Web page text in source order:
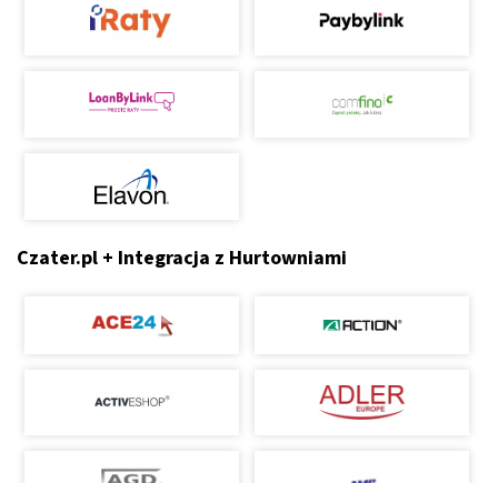
Czater.pl + Integracja z Hurtowniami